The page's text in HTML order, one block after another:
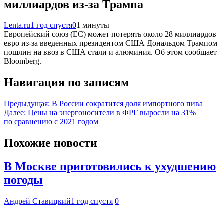
миллиардов из-за Трампа
Lenta.ru1 год спустя01 минуты
Европейский союз (ЕС) может потерять около 28 миллиардов
евро из-за введенных президентом США Дональдом Трампом
пошлин на ввоз в США стали и алюминия. Об этом сообщает
Bloomberg.
Навигация по записям
Предыдущая: В России сократится доля импортного пива
Далее: Цены на энергоносители в ФРГ выросли на 31%
по сравнению с 2021 годом
Похожие новости
В Москве приготовились к ухудшению
погоды
Андрей Ставицкий1 год спустя 0